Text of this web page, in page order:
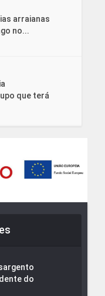
arraianas
no...
que terá
do